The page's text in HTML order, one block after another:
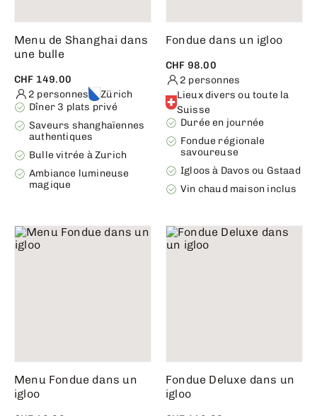
Menu de Shanghai dans
une bulle
CHF 149.00
2 personnes
Zürich
Dîner 3 plats privé
Saveurs shanghaïennes
authentiques
Bulle vitrée à Zurich
Ambiance lumineuse
magique
Fondue dans un igloo
CHF 98.00
2 personnes
Lieux divers ou toute la
Suisse
Durée en journée
Fondue régionale
savoureuse
Igloos à Davos ou Gstaad
Vin chaud maison inclus
Menu Fondue dans un
igloo
Fondue Deluxe dans un
igloo